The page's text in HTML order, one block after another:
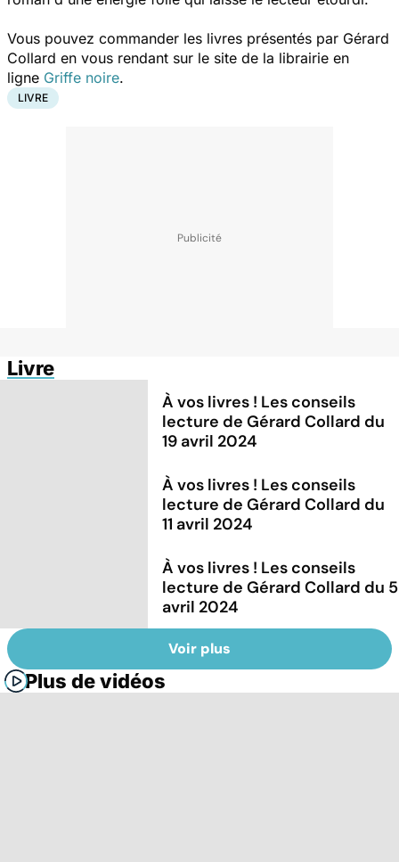
Vous pouvez commander les livres présentés par Gérard
Collard en vous rendant sur le site de la librairie en
ligne Griffe noire.
LIVRE
Livre
À vos livres ! Les conseils
lecture de Gérard Collard du
19 avril 2024
À vos livres ! Les conseils
lecture de Gérard Collard du
11 avril 2024
À vos livres ! Les conseils
lecture de Gérard Collard du 5
avril 2024
Voir plus
Plus de vidéos